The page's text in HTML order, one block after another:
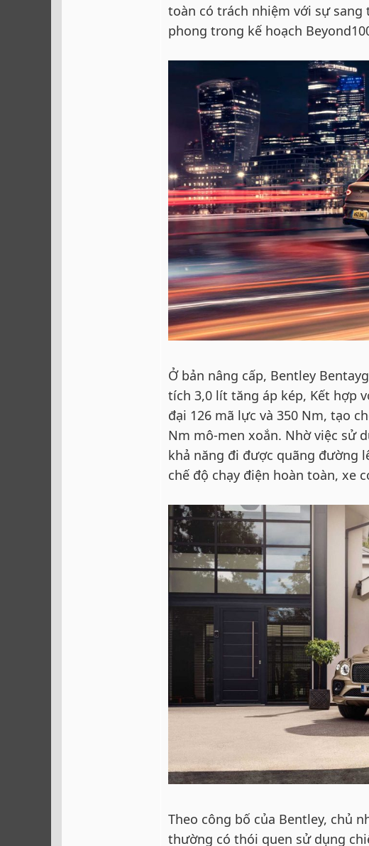
toàn có trách nhiệm với sự sang
phong trong kế hoạch
Ở bản nâng cấp, Bentley
tích 3,0 lít tăng áp kép, Kết hợp
đại 126 mã lực và 350 Nm, tạo
Nm mô-men xoắn. Nhờ việc sử
khả năng đi được quãng đường
chế độ chạy điện hoàn toàn, xe
Theo công bố của Bentley, chủ
thường có thói quen sử dụng